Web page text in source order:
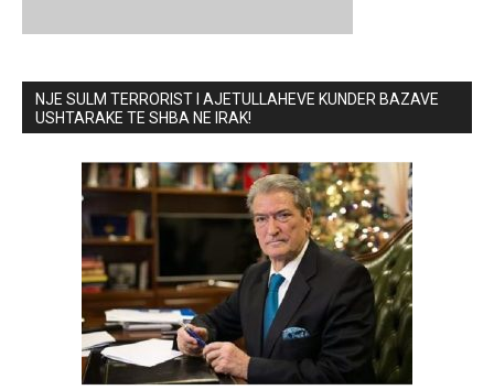
NJE SULM TERRORIST I AJETULLAHEVE KUNDER BAZAVE
USHTARAKE TE SHBA NE IRAK!